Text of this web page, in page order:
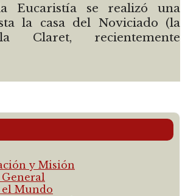
Eucaristía se realizó una
la casa del Noviciado (la
Claret, recientemente
y Misión
Mundo